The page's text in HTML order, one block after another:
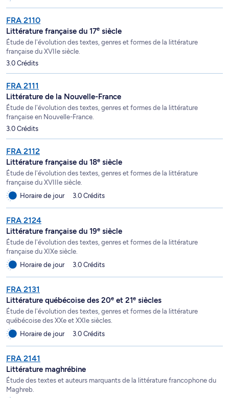
FRA 2110
Littérature française du 17e siècle
Étude de l'évolution des textes, genres et formes de la littérature
française du XVIIe siècle.
3.0 Crédits
FRA 2111
Littérature de la Nouvelle-France
Étude de l'évolution des textes, genres et formes de la littérature
française en Nouvelle-France.
3.0 Crédits
FRA 2112
Littérature française du 18e siècle
Étude de l'évolution des textes, genres et formes de la littérature
française du XVIIIe siècle.
Horaire de jour
3.0 Crédits
FRA 2124
Littérature française du 19e siècle
Étude de l'évolution des textes, genres et formes de la littérature
française du XIXe siècle.
Horaire de jour
3.0 Crédits
FRA 2131
Littérature québécoise des 20e et 21 e siècles
Étude de l'évolution des textes, genres et formes de la littérature
québécoise des XXe et XXIe siècles.
Horaire de jour
3.0 Crédits
FRA 2141
Littérature maghrébine
Étude des textes et auteurs marquants de la littérature francophone du
Maghreb.